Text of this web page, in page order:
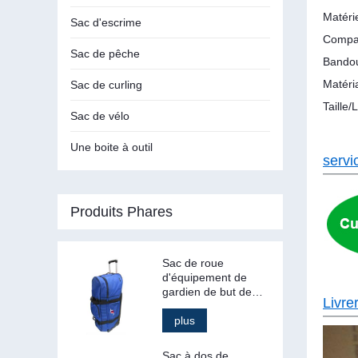
Taille/
Livrer
Sac d'escrime
Sac de pêche
Sac de curling
Sac de vélo
Une boite à outil
Produits Phares
Sac de roue
d'équipement de
gardien de but de
hockey à roulettes
Stand Up
plus